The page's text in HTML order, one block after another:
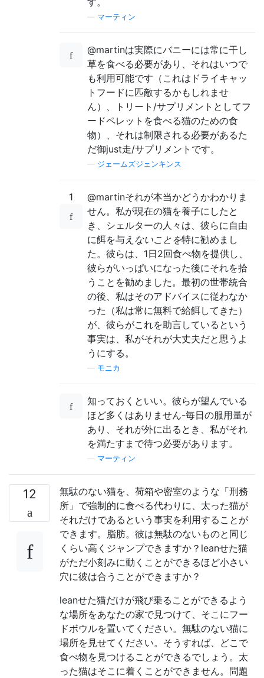
マーティン
@martinは実際にバニーには常に干し
草を食べる必要があり、それはいつで
も利用可能です（これはドライキャッ
トフードに匹敵するかもしれませ
ん）、トリート/サプリメントとしてフ
ードペレットを食べる猫のための食
物）、それは制限される必要があるた
だ御just走/サプリメントです。
ジェームズジェンキンス
1
@martinそれが本当かどうかわかりま
せん。私が現在の猫を養子にしたと
き、シェルターの人々は、彼らに自由
に餌を与え ないことを特に勧めまし
た。彼らは、1日2回食べ物を提供し、
彼らがいっぱいになった後にそれを拾
うことを勧めました。最初の世帯統合
の後、私はそのアドバイスに従わなか
った（私は常に無料で給餌してきた）
が、彼らがこれを助言しているという
事実は、私がそれが大丈夫だと思うよ
うにする。
モニカ
知っておくといい。彼らが望んでいる
ほど多くはありません-毎日の服用量が
あり、それが外に出るとき、私がそれ
を満たすまで待つ必要があります。
マーティン
12
無駄のない猫を、荷箱や密室のような「刑務
所」で強制的に食べる代わりに、太った猫が
それだけであるという事実を利用することが
できます。脂肪。彼は無駄のないものと同じ
くらい高くジャンプできますか？leanせた猫
がただ小刻みに動くことができるほど小さい
穴に彼は合うことができますか？
leanせた猫だけが飛び乗ることができるよう
な場所をあなたの家で見つけて、そこにフー
ドボウルを置いてください。無駄のない猫に
場所を見せてください。そうすれば、どこで
食べ物を見つけることができるでしょう。太
った猫はそこに着くことができません。問題